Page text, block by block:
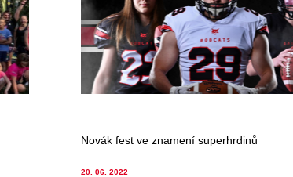
Novák fest ve znamení superhrdinů
20. 06. 2022